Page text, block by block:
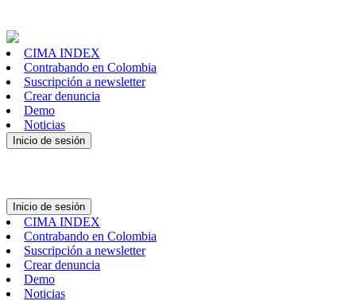
CIMA INDEX
Contrabando en Colombia
Suscripción a newsletter
Crear denuncia
Demo
Noticias
Inicio de sesión
Inicio de sesión
CIMA INDEX
Contrabando en Colombia
Suscripción a newsletter
Crear denuncia
Demo
Noticias